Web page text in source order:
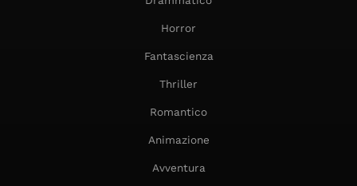
Horror
Fantascienza
Thriller
Romantico
Animazione
Avventura